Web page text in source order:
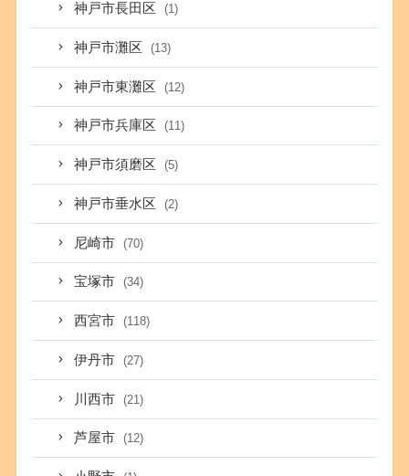
神戸市長田区 (1)
神戸市灘区 (13)
神戸市東灘区 (12)
神戸市兵庫区 (11)
神戸市須磨区 (5)
神戸市垂水区 (2)
尼崎市 (70)
宝塚市 (34)
西宮市 (118)
伊丹市 (27)
川西市 (21)
芦屋市 (12)